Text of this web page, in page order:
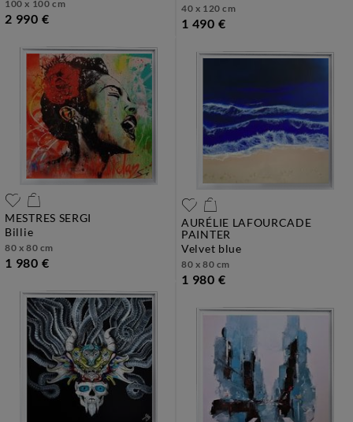
40 x 120 cm
1 490 €
100 x 100 cm
2 990 €
AURÉLIE LAFOURCADE
PAINTER
velvet blue
80 x 80 cm
1 980 €
MESTRES SERGI
billie
80 x 80 cm
1 980 €